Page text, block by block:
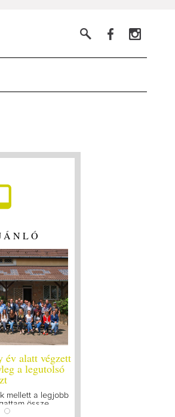
végzett
legutolsó
a legjobb
össze...
Így lesz valaki egy év